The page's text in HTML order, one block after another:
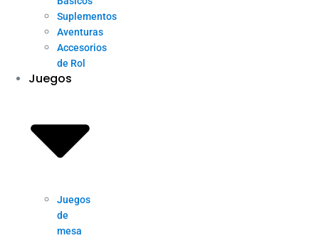
Suplementos
Aventuras
Accesorios
de Rol
Juegos
Juegos
de
mesa